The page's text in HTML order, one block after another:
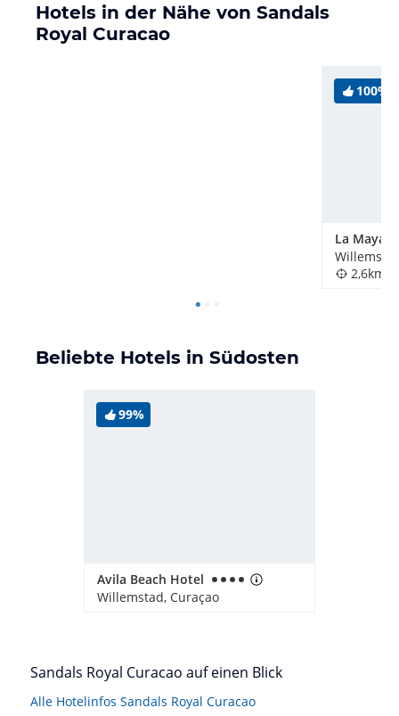
Hotels in der Nähe von Sandals
Royal Curacao
100%
2,6km
Beliebte Hotels in Südosten
99%
Avila Beach Hotel
Willemstad, Curaçao
Sandals Royal Curacao auf einen Blick
Alle Hotelinfos Sandals Royal Curacao